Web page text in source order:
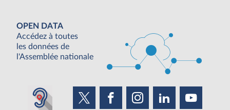
OPEN DATA
Accédez à toutes
les données de
l'Assemblée nationale